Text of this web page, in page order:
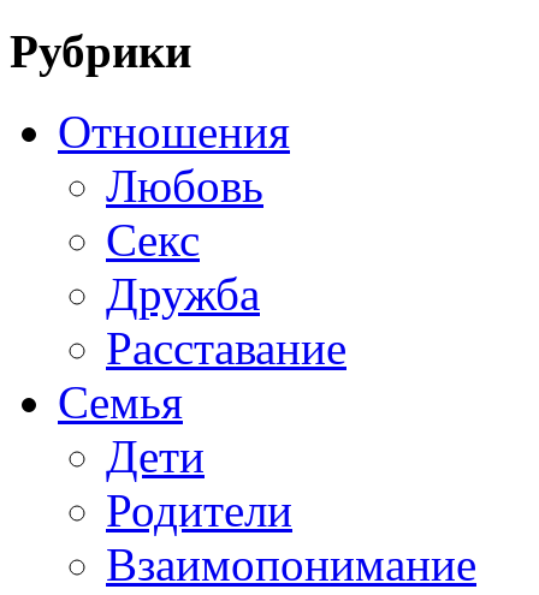
Рубрики
Отношения
Любовь
Секс
Дружба
Расставание
Семья
Дети
Родители
Взаимопонимание